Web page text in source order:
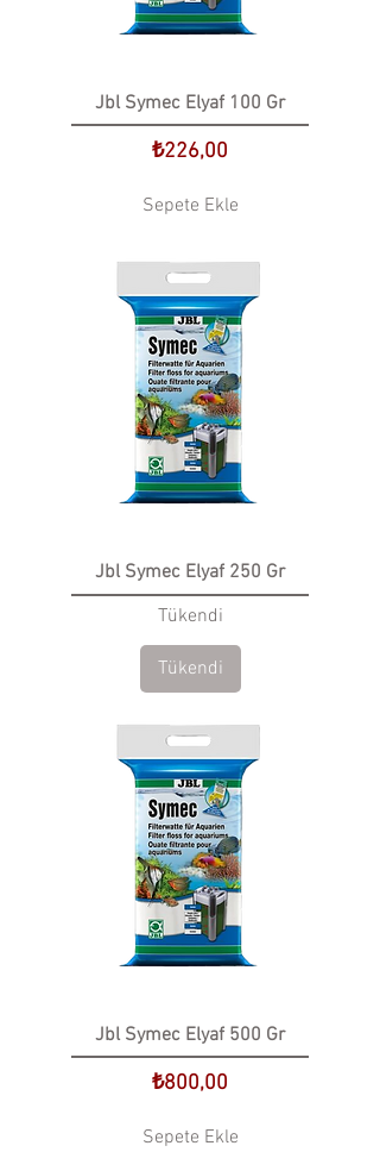
Jbl Symec Elyaf 100 Gr
Fiyat
₺226,00
Sepete Ekle
Jbl Symec Elyaf 250 Gr
Tükendi
Tükendi
Jbl Symec Elyaf 500 Gr
Fiyat
₺800,00
Sepete Ekle